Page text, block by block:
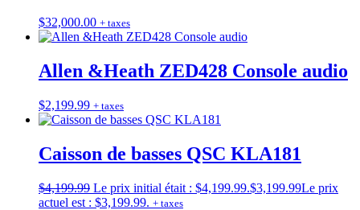
$32,000.00 + taxes
Allen &Heath ZED428 Console audio
$2,199.99 + taxes
Caisson de basses QSC KLA181
$4,199.99 Le prix initial était : $4,199.99.$3,199.99Le prix
actuel est : $3,199.99. + taxes